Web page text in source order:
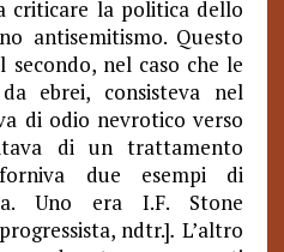
criticare la politica dello
antisemitismo. Questo
nel caso che le
ebrei, consisteva nel
di odio nevrotico verso
di un trattamento
due esempi di
Uno era I.F. Stone
ndtr.]. L’altro